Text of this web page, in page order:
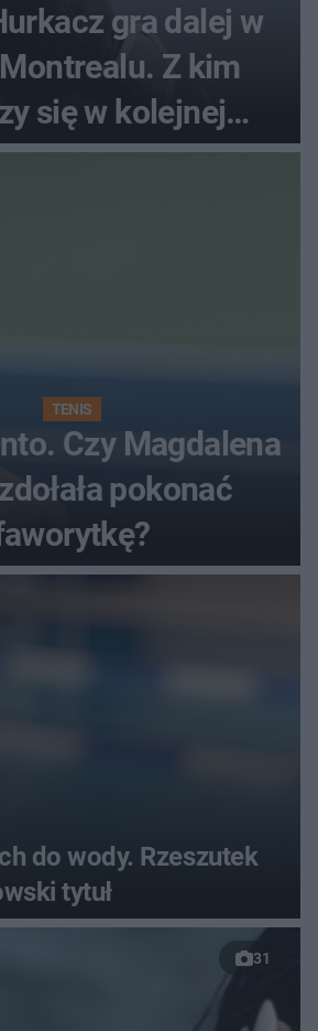
gra dalej w
Z kim
się w kolejnej
rundzie?
TENIS
Czy Magdalena
pokonać
do wody. Rzeszutek
tytuł
31